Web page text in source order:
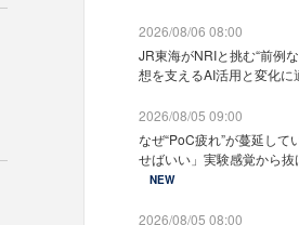
2026/08/06 08:00
JR東海がNRIと挑む“前例
想を支えるAI活用と変化
2026/08/05 09:00
なぜ“PoC疲れ”が蔓延し
せばいい」実験感覚から
NEW
2026/08/05 08:00